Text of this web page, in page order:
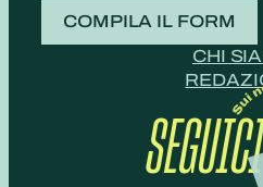
COMPILA IL FORM
CHI
SEGUICI